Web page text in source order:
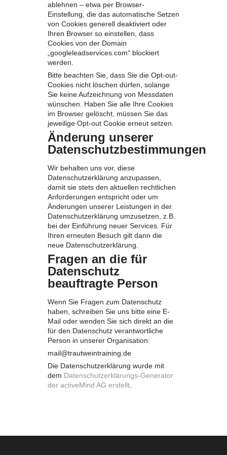
ablehnen – etwa per Browser-
Einstellung, die das automatische Setzen
von Cookies generell deaktiviert oder
Ihren Browser so einstellen, dass
Cookies von der Domain
„googleleadservices.com“ blockiert
werden.
Bitte beachten Sie, dass Sie die Opt-out-
Cookies nicht löschen dürfen, solange
Sie keine Aufzeichnung von Messdaten
wünschen. Haben Sie alle Ihre Cookies
im Browser gelöscht, müssen Sie das
jeweilige Opt-out Cookie erneut setzen.
Änderung unserer
Datenschutzbestimmungen
Wir behalten uns vor, diese
Datenschutzerklärung anzupassen,
damit sie stets den aktuellen rechtlichen
Anforderungen entspricht oder um
Änderungen unserer Leistungen in der
Datenschutzerklärung umzusetzen, z.B.
bei der Einführung neuer Services. Für
Ihren erneuten Besuch gilt dann die
neue Datenschutzerklärung.
Fragen an die für
Datenschutz
beauftragte Person
Wenn Sie Fragen zum Datenschutz
haben, schreiben Sie uns bitte eine E-
Mail oder wenden Sie sich direkt an die
für den Datenschutz verantwortliche
Person in unserer Organisation:
mail@trautweintraining.de
Die Datenschutzerklärung wurde mit
dem Datenschutzerklärungs-Generator
der activeMind AG erstellt.